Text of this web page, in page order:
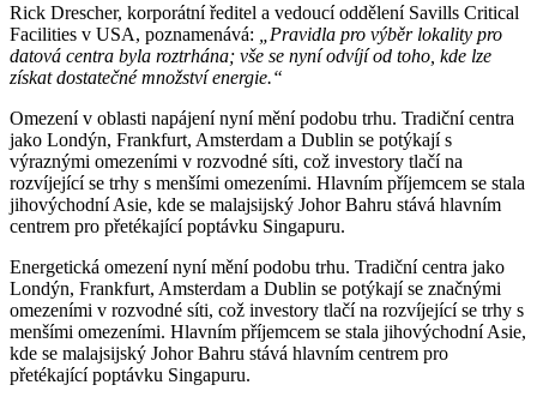
Rick Drescher, korporátní ředitel a vedoucí oddělení Savills Critical
Facilities v USA, poznamenává:
„Pravidla pro výběr lokality pro
datová centra byla roztrhána; vše se nyní odvíjí od toho, kde lze
získat dostatečné množství energie.“
Omezení v oblasti napájení nyní mění podobu trhu. Tradiční centra
jako Londýn, Frankfurt, Amsterdam a Dublin se potýkají s
výraznými omezeními v rozvodné síti, což investory tlačí na
rozvíjející se trhy s menšími omezeními. Hlavním příjemcem se stala
jihovýchodní Asie, kde se malajsijský Johor Bahru stává hlavním
centrem pro přetékající poptávku Singapuru.
Energetická omezení nyní mění podobu trhu. Tradiční centra jako
Londýn, Frankfurt, Amsterdam a Dublin se potýkají se značnými
omezeními v rozvodné síti, což investory tlačí na rozvíjející se trhy s
menšími omezeními. Hlavním příjemcem se stala jihovýchodní Asie,
kde se malajsijský Johor Bahru stává hlavním centrem pro
přetékající poptávku Singapuru.